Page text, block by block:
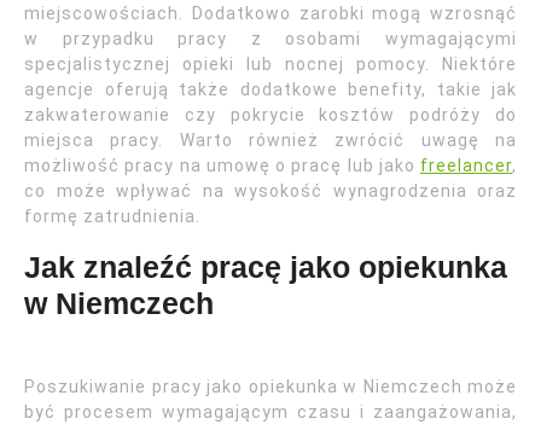
miejscowościach. Dodatkowo zarobki mogą wzrosnąć
w przypadku pracy z osobami wymagającymi
specjalistycznej opieki lub nocnej pomocy. Niektóre
agencje oferują także dodatkowe benefity, takie jak
zakwaterowanie czy pokrycie kosztów podróży do
miejsca pracy. Warto również zwrócić uwagę na
możliwość pracy na umowę o pracę lub jako freelancer,
co może wpływać na wysokość wynagrodzenia oraz
formę zatrudnienia.
Jak znaleźć pracę jako opiekunka
w Niemczech
Poszukiwanie pracy jako opiekunka w Niemczech może
być procesem wymagającym czasu i zaangażowania,